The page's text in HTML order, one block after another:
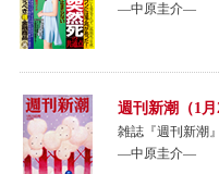
―中原圭介―
週刊新潮（1
雑誌『週刊新潮
―中原圭介―